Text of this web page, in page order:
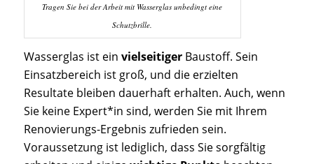
Tragen Sie bei der Arbeit mit Wasserglas unbedingt eine
Schutzbrille.
Wasserglas ist ein vielseitigerBaustoff. Sein
Einsatzbereich ist groß, und die erzielten
Resultate bleiben dauerhaft erhalten. Auch, wenn
Sie keine Expert*in sind, werden Sie mit Ihrem
Renovierungs-Ergebnis zufrieden sein.
Voraussetzung ist lediglich, dass Sie sorgfältig